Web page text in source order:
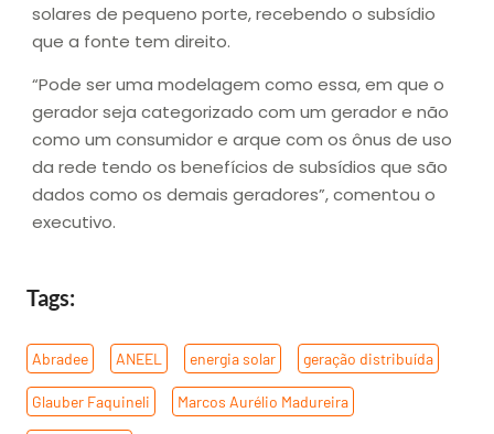
solares de pequeno porte, recebendo o subsídio
que a fonte tem direito.
“Pode ser uma modelagem como essa, em que o
gerador seja categorizado com um gerador e não
como um consumidor e arque com os ônus de uso
da rede tendo os benefícios de subsídios que são
dados como os demais geradores”, comentou o
executivo.
Tags:
Abradee ANEEL energia solar geração distribuída
Glauber Faquineli Marcos Aurélio Madureira